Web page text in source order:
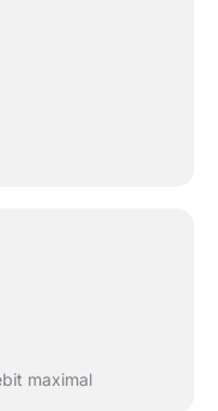
maximal